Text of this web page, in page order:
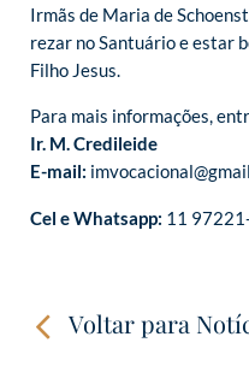
Irmãs de Maria de
rezar no Santuário e estar
Filho Jesus.
Para mais informações,
Ir. M. Credileide
E-mail:
Cel e Whatsapp: 11
Voltar para